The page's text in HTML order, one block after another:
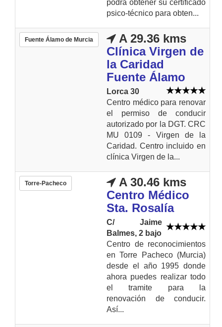
podrá obtener su certificado
psico-técnico para obten...
Fuente Álamo de Murcia
A 29.36 kms
Clínica Virgen de
la Caridad
Fuente Álamo
Lorca 30
Centro médico para renovar
el permiso de conducir
autorizado por la DGT. CRC
MU 0109 - Virgen de la
Caridad. Centro incluido en
clínica Virgen de la...
Torre-Pacheco
A 30.46 kms
Centro Médico
Sta. Rosalía
C/ Jaime
Balmes, 2 bajo
Centro de reconocimientos
en Torre Pacheco (Murcia)
desde el año 1995 donde
ahora puedes realizar todo
el tramite para la
renovación de conducir.
Así...